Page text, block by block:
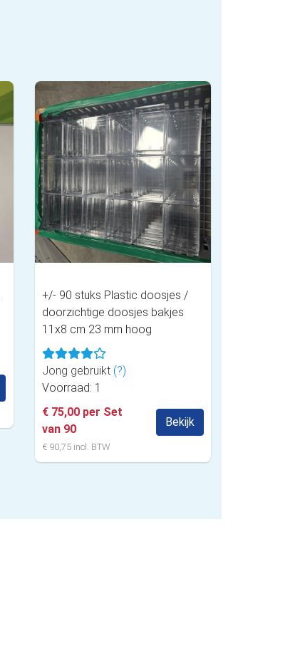
+/- 90 stuks Plastic doosjes /
doorzichtige doosjes bakjes
11x8 cm 23 mm hoog
Jong gebruikt (?)
Voorraad: 1
€ 75,00 per Set
van 90
€ 90,75 incl. BTW
Bekijk